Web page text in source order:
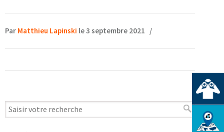
Par Matthieu Lapinski le 3 septembre 2021 /